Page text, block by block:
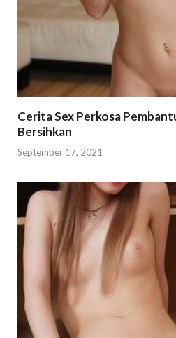
Cerita Sex Perkosa
Bersihkan
September 17, 2021